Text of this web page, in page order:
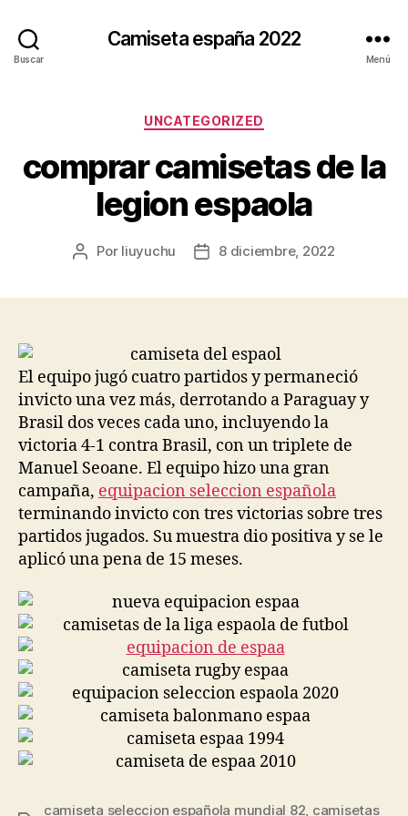
Buscar
Camiseta españa 2022
Menú
Categorías
UNCATEGORIZED
comprar camisetas de la
legion espaola
Autor
Por liuyuchu
Fecha8 diciembre, 2022
El equipo jugó cuatro partidos y permaneció
invicto una vez más, derrotando a Paraguay y
Brasil dos veces cada uno, incluyendo la
victoria 4-1 contra Brasil, con un triplete de
Manuel Seoane. El equipo hizo una gran
campaña, equipacion seleccion española
terminando invicto con tres victorias sobre tres
partidos jugados. Su muestra dio positiva y se le
aplicó una pena de 15 meses.
camiseta seleccion española mundial 82, camisetas